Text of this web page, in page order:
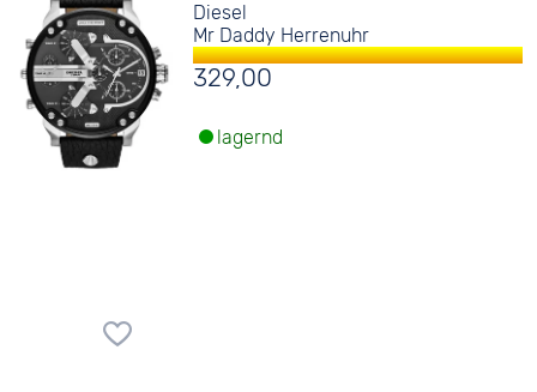
Diesel
Mr Daddy Herrenuhr
329,00
lagernd